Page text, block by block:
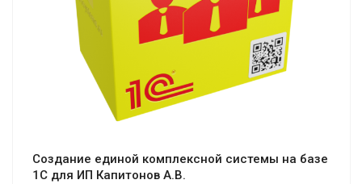
Создание единой комплексной системы на базе
1С для ИП Капитонов А.В.